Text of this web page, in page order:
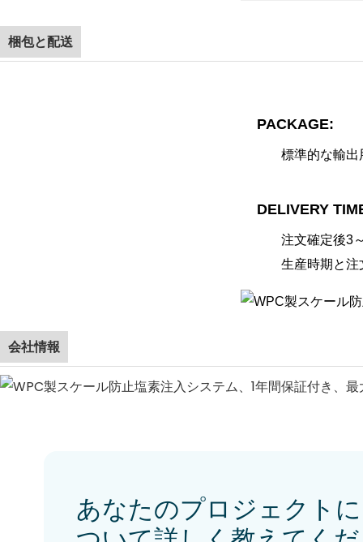
梱包と配送
PACKAGE:
標準的な輸出
DELIVERY
注文確定後3
生産時期と注
会社情報
あなたのプロジェクトに